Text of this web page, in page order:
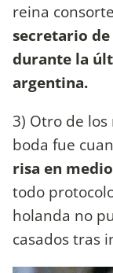
reina
secretario
durante la
argentina.
3) Otro de
boda fue
risa en
todo
holanda no
casados tras